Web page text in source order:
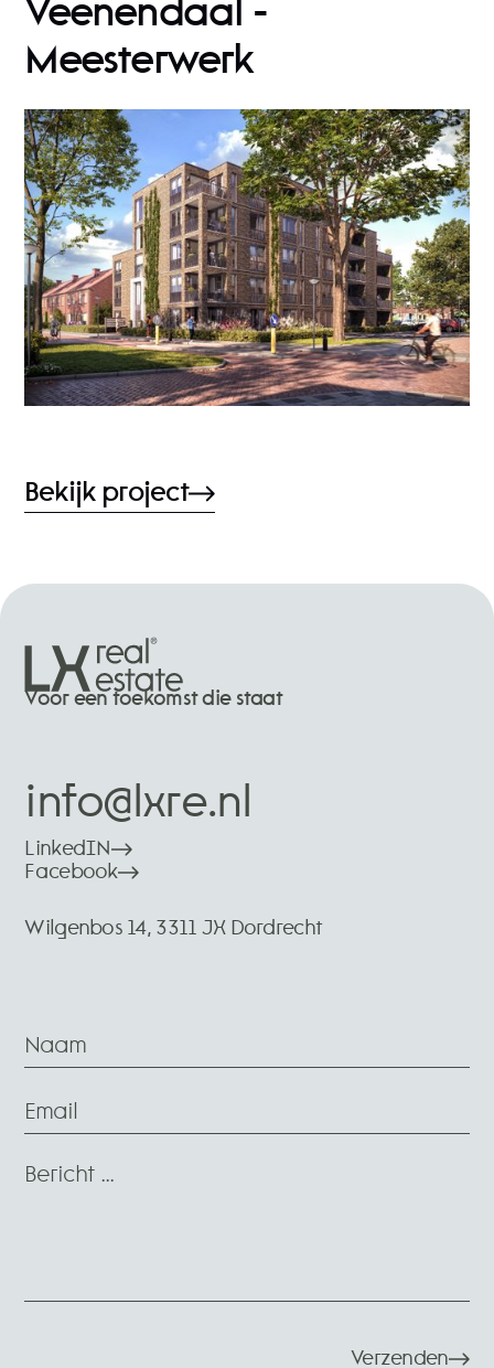
Veenendaal -
Meesterwerk
Bekijk project
Voor een toekomst die staat
info@lxre.nl
LinkedIN
Facebook
Wilgenbos 14, 3311 JX Dordrecht